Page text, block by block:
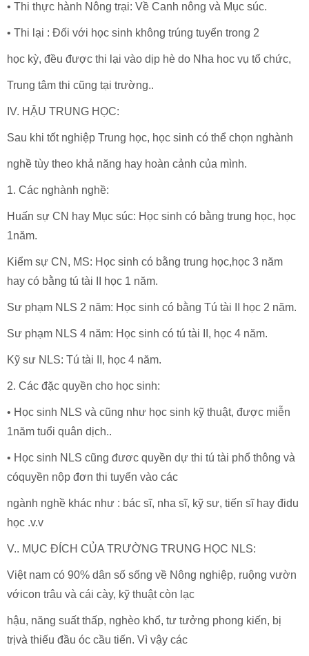
• Thi thực hành Nông trại: Về Canh nông và Mục súc.
• Thi lại : Đối với học sinh không trúng tuyển trong 2
học kỳ, đều được thi lại vào dịp hè do Nha hoc vụ tổ chức,
Trung tâm thi cũng tại trường..
IV. HẬU TRUNG HỌC:
Sau khi tốt nghiệp Trung học, học sinh có thể chọn nghành
nghề tùy theo khả năng hay hoàn cảnh của mình.
1. Các nghành nghề:
Huấn sự CN hay Mục súc: Học sinh có bằng trung học, học
1năm.
Kiểm sự CN , MS: Học sinh có bằng trung học,học 3 năm
hay có bằng tú tài II học 1 năm.
Sư phạm NLS 2 năm: Học sinh có bằng Tú tài II học 2 năm.
Sư phạm NLS 4 năm: Học sinh có tú tài II, học 4 năm.
Kỹ sư NLS: Tú tài II, học 4 năm.
2. Các đặc quyền cho học sinh:
• Học sinh NLS và cũng như học sinh kỹ thuật, được miễn
1năm tuổi quân dịch..
• Học sinh NLS cũng đươc quyền dự thi tú tài phổ thông và
cóquyền nộp đơn thi tuyển vào các
ngành nghề khác như : bác sĩ, nha sĩ, kỹ sư, tiến sĩ hay đidu
học .v.v
V.. MỤC ĐÍCH CỦA TRƯỜNG TRUNG HỌC NLS:
Việt nam có 90% dân số sống về Nông nghiệp, ruộng vườn
vớicon trâu và cái cày, kỹ thuật còn lạc
hậu, năng suất thấp, nghèo khổ, tư tưởng phong kiến, bị
trịvà thiếu đầu óc cầu tiến. Vì vậy các